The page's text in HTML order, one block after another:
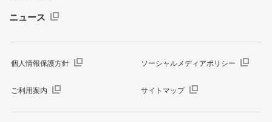
ニュース
個人情報保護方針 ソーシャルメディアポリシー
ご利用案内 サイトマップ